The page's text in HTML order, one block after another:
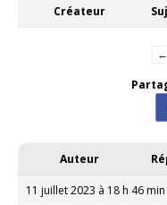
Créateur
←
Auteur
11 juillet 2023 à 18 h 46 min